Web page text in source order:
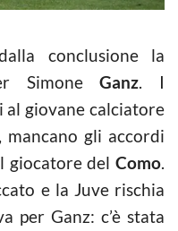
conclusione la
SimoneGanz. I
al giovane calciatore
gli accordi
giocatore del Como.
e la Juve rischia
per Ganz: c’è stata